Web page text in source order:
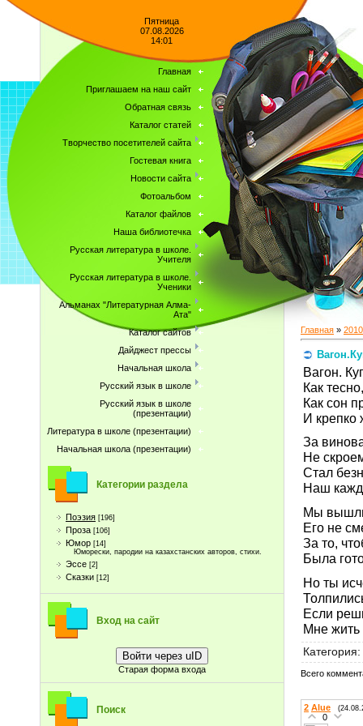
Пятница
07.08.2026
14:01
Главная
Приглашаем на наш сайт
Обратная связь
Каталог статей
Творчество посетителей сайта
Гостевая книга
Новости сайта
Фотоальбом
Каталог файлов
Наша библиотечка
Русская литература в школе.
Учителя
Русская литература в школе.
Ученики
Альманах "Литературная Алма-
Ата"
Каталог сайтов
Дайджест прессы
Начальная школа
Русский язык в школе
Русский язык в школе
(презентации)
Литература в школе (презентации)
Начальная школа (презентации)
Категории раздела
Поэзия [196]
Проза [106]
Юмор [14]
Юморески, пародии на казахстанских авторов, стихи.
Эссе [2]
Сказки [12]
Вход на сайт
Войти через uID
Старая форма входа
Поиск
Главная » 2010
Вагон.
Как
Как сон
И крепко
За
Не
Стал
Наш
Мы
Его не
За то,
Была
Но ты
Если
Мне жить
Категория:
Всего
2 Alue
0